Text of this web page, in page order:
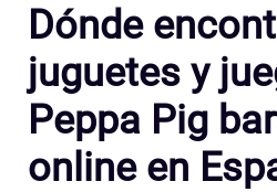
Dónde
juguetes y
Peppa Pig
online en